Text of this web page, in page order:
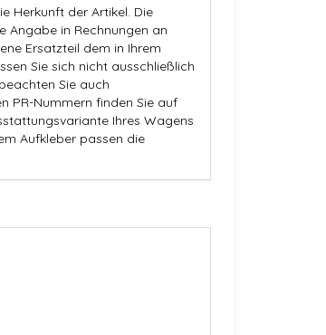
Herkunft der Artikel. Die
Angabe in Rechnungen an
Ersatzteil dem in Ihrem
Sie sich nicht ausschließlich
Sie auch
PR-Nummern finden Sie auf
Ihres Wagens
Aufkleber passen die